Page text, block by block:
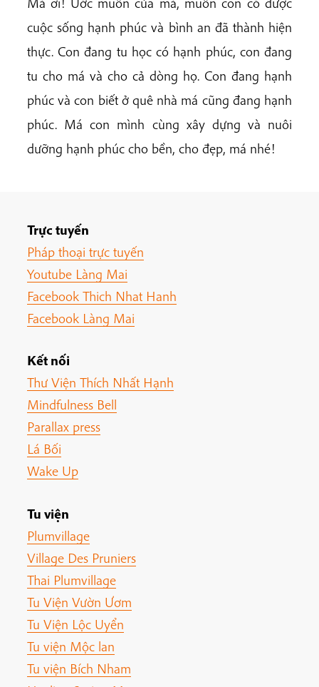
cuộc sống hạnh phúc và bình an đã thành hiện
thực. Con đang tu học có hạnh phúc, con đang
tu cho má và cho cả dòng họ. Con đang hạnh
phúc và con biết ở quê nhà má cũng đang hạnh
phúc. Má con mình cùng xây dựng và nuôi
dưỡng hạnh phúc cho bền, cho đẹp, má nhé!
Trực tuyến
Pháp thoại trực tuyến
Youtube Làng Mai
Facebook Thich Nhat Hanh
Facebook Làng Mai
Kết nối
Thư Viện Thích Nhất Hạnh
Mindfulness Bell
Parallax press
Lá Bối
Wake Up
Tu viện
Plumvillage
Village Des Pruniers
Thai Plumvillage
Tu Viện Vườn Ươm
Tu Viện Lộc Uyển
Tu viện Mộc lan
Tu viện Bích Nham